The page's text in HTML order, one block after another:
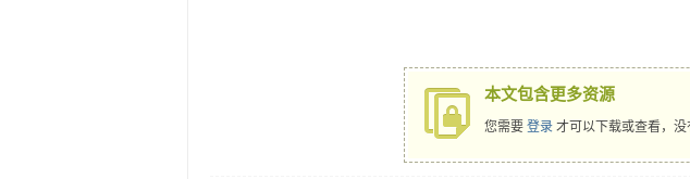
本文包含更多资源
您需要 登录 才可以下载或查看，没